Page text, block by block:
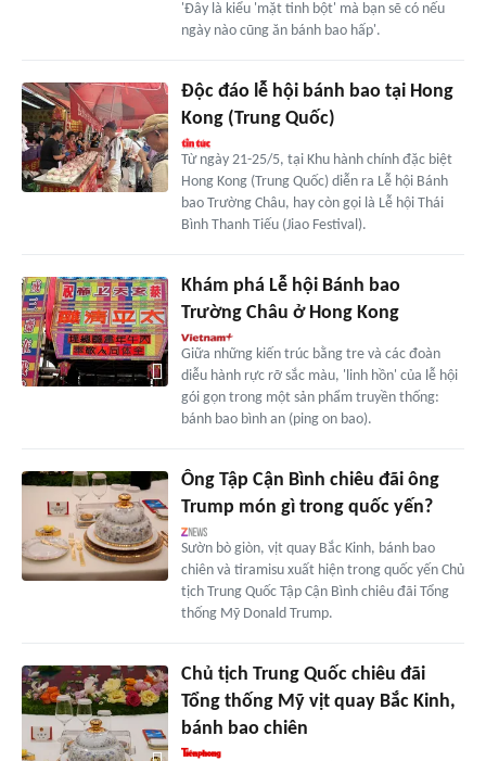
'Đây là kiểu 'mặt tinh bột' mà bạn sẽ có nếu
ngày nào cũng ăn bánh bao hấp'.
Độc đáo lễ hội bánh bao tại Hong
Kong (Trung Quốc)
Từ ngày 21-25/5, tại Khu hành chính đặc biệt
Hong Kong (Trung Quốc) diễn ra Lễ hội Bánh
bao Trường Châu, hay còn gọi là Lễ hội Thái
Bình Thanh Tiếu (Jiao Festival).
Khám phá Lễ hội Bánh bao
Trường Châu ở Hong Kong
Giữa những kiến trúc bằng tre và các đoàn
diễu hành rực rỡ sắc màu, 'linh hồn' của lễ hội
gói gọn trong một sản phẩm truyền thống:
bánh bao bình an (ping on bao).
Ông Tập Cận Bình chiêu đãi ông
Trump món gì trong quốc yến?
Sườn bò giòn, vịt quay Bắc Kinh, bánh bao
chiên và tiramisu xuất hiện trong quốc yến Chủ
tịch Trung Quốc Tập Cận Bình chiêu đãi Tổng
thống Mỹ Donald Trump.
Chủ tịch Trung Quốc chiêu đãi
Tổng thống Mỹ vịt quay Bắc Kinh,
bánh bao chiên